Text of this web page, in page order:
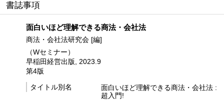
書誌事項
面白いほど理解できる商法・会社法
商法・会社法研究会 [編]
（Wセミナー）
早稲田経営出版, 2023.9
第4版
タイトル別名
面白いほど理解できる商法・会社法 :
超入門!